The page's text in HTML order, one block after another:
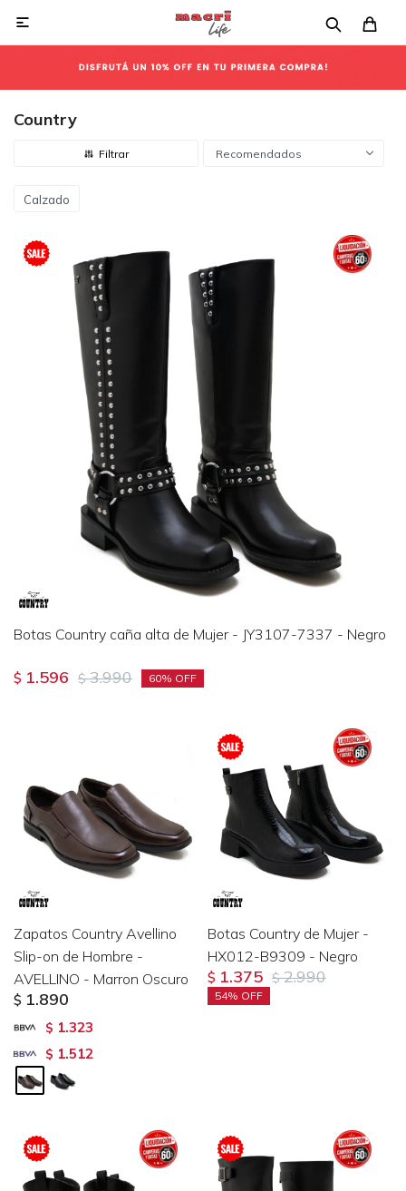

Country
Recomendados
Calzado
Botas Country caña alta de Mujer - JY3107-7337 - Negro
$ 1.596 $ 3.990 60
Zapatos Country Avellino
Slip-on de Hombre -
AVELLINO - Marron Oscuro
$ 1.890
$ 1.323
$ 1.512
Botas Country de Mujer -
HX012-B9309 - Negro
$ 1.375 $ 2.990
54